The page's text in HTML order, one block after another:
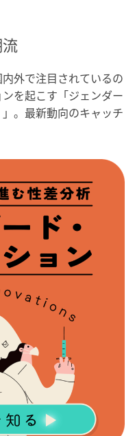
外で注目されているの
を起こす「ジェンダー
。最新動向のキャッチ